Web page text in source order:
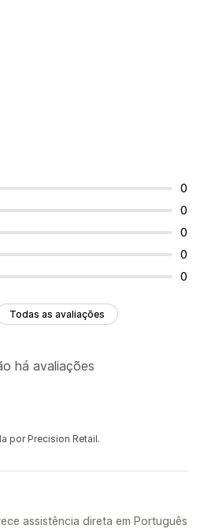
0
0
0
0
0
Todas as avaliações
há avaliações
por Precision Retail.
assistência direta em Português